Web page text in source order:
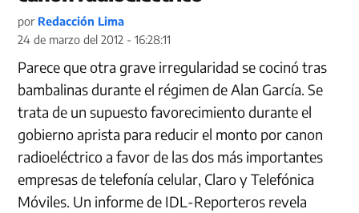
por Redacción Lima
24 de marzo del 2012 - 16:28:11
Parece que otra grave irregularidad se cocinó tras
bambalinas durante el régimen de Alan García. Se
trata de un supuesto favorecimiento durante el
gobierno aprista para reducir el monto por canon
radioeléctrico a favor de las dos más importantes
empresas de telefonía celular, Claro y Telefónica
Móviles. Un informe de IDL-Reporteros revela